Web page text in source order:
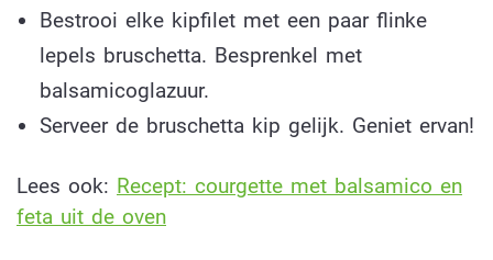
Bestrooi elke kipfilet met een paar flinke
lepels bruschetta. Besprenkel met
balsamicoglazuur.
Serveer de bruschetta kip gelijk. Geniet ervan!
Lees ook: Recept: courgette met balsamico en
feta uit de oven